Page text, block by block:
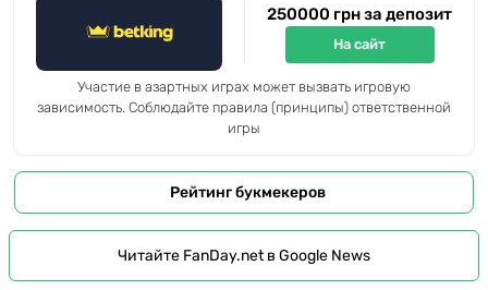
250000 грн за депозит
На сайт
Участие в азартных играх может вызвать игровую
зависимость. Соблюдайте правила (принципы) ответственной
игры
Рейтинг букмекеров
Читайте FanDay.net в Google News